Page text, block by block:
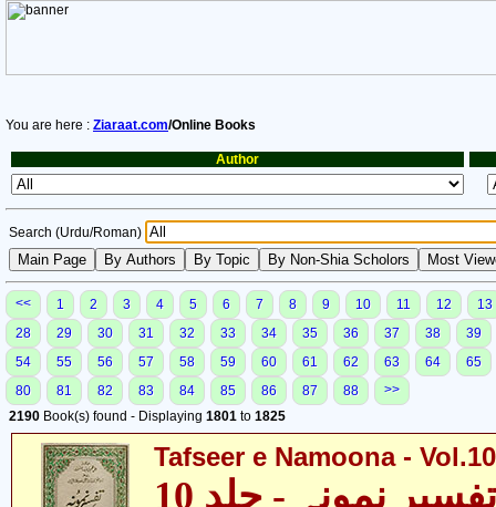
You are here : Ziaraat.com/Online Books
Author
Search (Urdu/Roman)
<< 1 2 3 4 5 6 7 8 9 10 11 12
13
28
29 30 31 32 33 34 35 36 37 38
39
54
55 56 57 58 59 60 61 62 63 64
65
80
81 82 83 84 85 86 87 88
>>
2190 Book(s) found - Displaying 1801 to 1825
Tafseer e Namoona - Vol.10
تفسیرِ نمونہ - جلد 10